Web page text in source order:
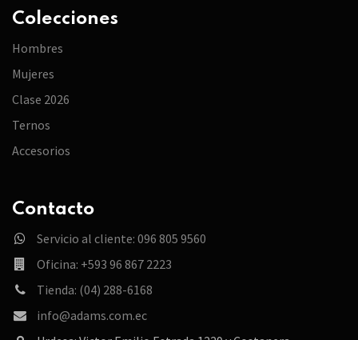
Colecciones
Hombres
Mujeres
Clase 2026
Ternos
Accesorios
Contacto
Servicio al cliente: 096 805 9560
Oficina: +593 96 867 2223
Tienda: (04) 288-6168
info@adams.com.ec